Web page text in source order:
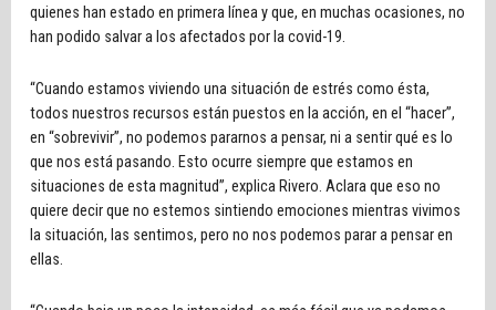
quienes han estado en primera línea y que, en muchas ocasiones, no
han podido salvar a los afectados por la covid-19.
“Cuando estamos viviendo una situación de estrés como ésta,
todos nuestros recursos están puestos en la acción, en el “hacer”,
en “sobrevivir”, no podemos pararnos a pensar, ni a sentir qué es lo
que nos está pasando. Esto ocurre siempre que estamos en
situaciones de esta magnitud”, explica Rivero. Aclara que eso no
quiere decir que no estemos sintiendo emociones mientras vivimos
la situación, las sentimos, pero no nos podemos parar a pensar en
ellas.